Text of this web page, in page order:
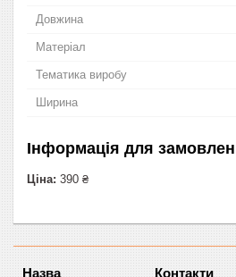
Довжина
Матеріал
Тематика виробу
Ширина
Інформація для
Ціна: 390 ₴